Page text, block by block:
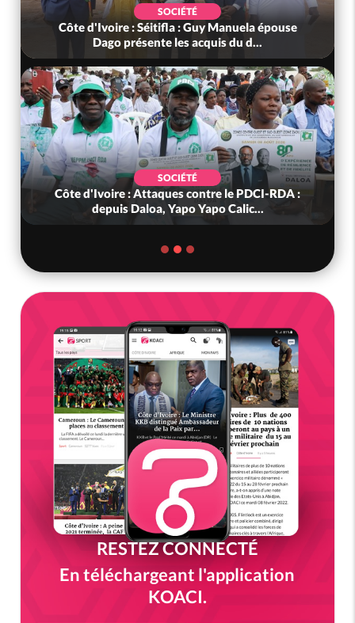
SOCIÉTÉ
Côte d'Ivoire : Séitifla : Guy Manuela épouse
Dago présente les acquis du d...
SOCIÉTÉ
Côte d'Ivoire : Attaques contre le PDCI-RDA :
depuis Daloa, Yapo Yapo Calic...
RESTEZ CONNECTÉ
En téléchargeant l'application
KOACI.